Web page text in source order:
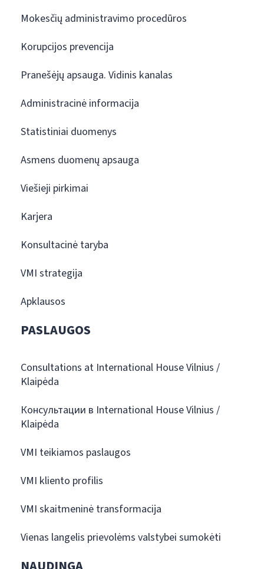
Mokesčių administravimo procedūros
Korupcijos prevencija
Pranešėjų apsauga. Vidinis kanalas
Administracinė informacija
Statistiniai duomenys
Asmens duomenų apsauga
Viešieji pirkimai
Karjera
Konsultacinė taryba
VMI strategija
Apklausos
PASLAUGOS
Consultations at International House Vilnius /
Klaipėda
Консультации в International House Vilnius /
Klaipėda
VMI teikiamos paslaugos
VMI kliento profilis
VMI skaitmeninė transformacija
Vienas langelis prievolėms valstybei sumokėti